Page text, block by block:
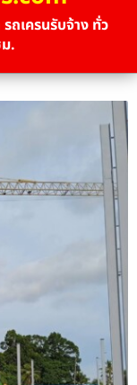
รถเครนรับจ้าง ทั่ว
.